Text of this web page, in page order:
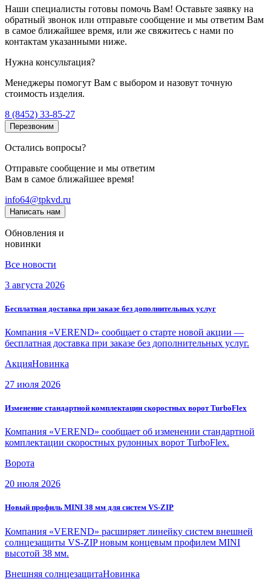
Наши специалисты готовы помочь Вам! Оставьте заявку на
обратный звонок или отправьте сообщение и мы ответим Вам
в самое ближайшее время, или же свяжитесь с нами по
контактам указанными ниже.
Нужна консультация?
Менеджеры помогут Вам с выбором и назовут точную
стоимость изделия.
8 (8452) 33-85-27
Перезвоним
Остались вопросы?
Отправьте сообщение и мы ответим
Вам в самое ближайшее время!
info64@tpkvd.ru
Написать нам
Обновления и
новинки
Все новости
3 августа 2026
Бесплатная доставка при заказе без дополнительных услуг
Компания «VEREND» сообщает о старте новой акции —
бесплатная доставка при заказе без дополнительных услуг.
АкцияНовинка
27 июля 2026
Изменение стандартной комплектации скоростных ворот TurboFlex
Компания «VEREND» сообщает об изменении стандартной
комплектации скоростных рулонных ворот TurboFlex.
Ворота
20 июля 2026
Новый профиль MINI 38 мм для систем VS-ZIP
Компания «VEREND» расширяет линейку систем внешней
солнцезащиты VS-ZIP новым концевым профилем MINI
высотой 38 мм.
Внешняя солнцезащитаНовинка